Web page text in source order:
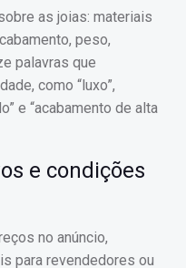
as joias: materiais
peso,
palavras que
como “luxo”,
e “acabamento de alta
e condições
no anúncio,
para revendedores ou